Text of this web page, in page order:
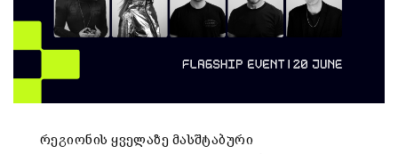
რეგიონის ყველაზე მასშტაბური